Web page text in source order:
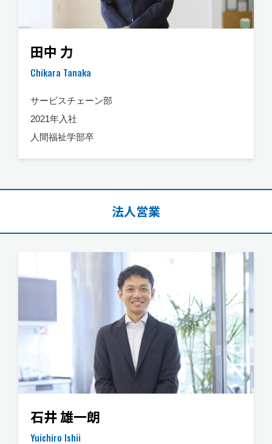
田中 力
Chikara Tanaka
サービスチェーン部
2021年入社
人間福祉学部卒
法人営業
石井 雄一朗
Yuichiro Ishii